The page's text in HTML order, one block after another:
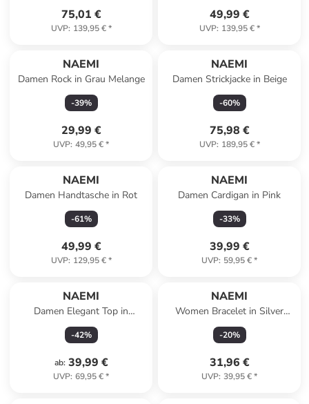
75,01 €
UVP: 139,95 €*
49,99 €
UVP: 139,95 €*
NAEMI
Damen Rock in Grau Melange
-39%
29,99 €
UVP: 49,95 €*
NAEMI
Damen Strickjacke in Beige
-60%
75,98 €
UVP: 189,95 €*
NAEMI
Damen Handtasche in Rot
-61%
49,99 €
UVP: 129,95 €*
NAEMI
Damen Cardigan in Pink
-33%
39,99 €
UVP: 59,95 €*
NAEMI
Damen Elegant Top in
ELFENBEIN
-42%
ab: 39,99 €
UVP: 69,95 €*
NAEMI
Women Bracelet in Silver
Black
-20%
31,96 €
UVP: 39,95 €*